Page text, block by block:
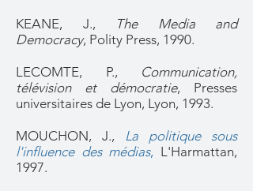
KEANE, J.,
The Media and
Democracy, Polity Press, 1990.
LECOMTE, P., Communication,
télévision et démocratie, Presses
universitaires de Lyon, Lyon, 1993.
MOUCHON, J., La politique sous
l'influence des médias, L'Harmattan,
1997.